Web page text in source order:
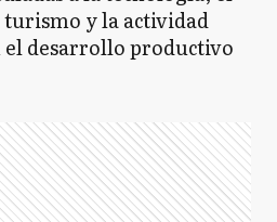
y la actividad
el desarrollo productivo